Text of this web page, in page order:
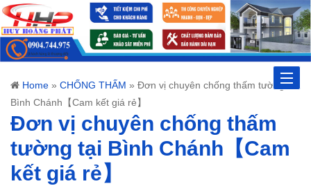
Toggle
Home » CHỐNG THẤM » Đơn vị chuyên chống thấm tường tại
Bình Chánh【Cam kết giá rẻ】
Đơn vị chuyên chống thấm
tường tại Bình Chánh【Cam
kết giá rẻ】